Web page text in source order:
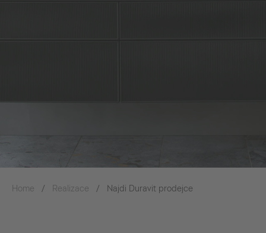
Home Realizace Najdi Duravit prodejce